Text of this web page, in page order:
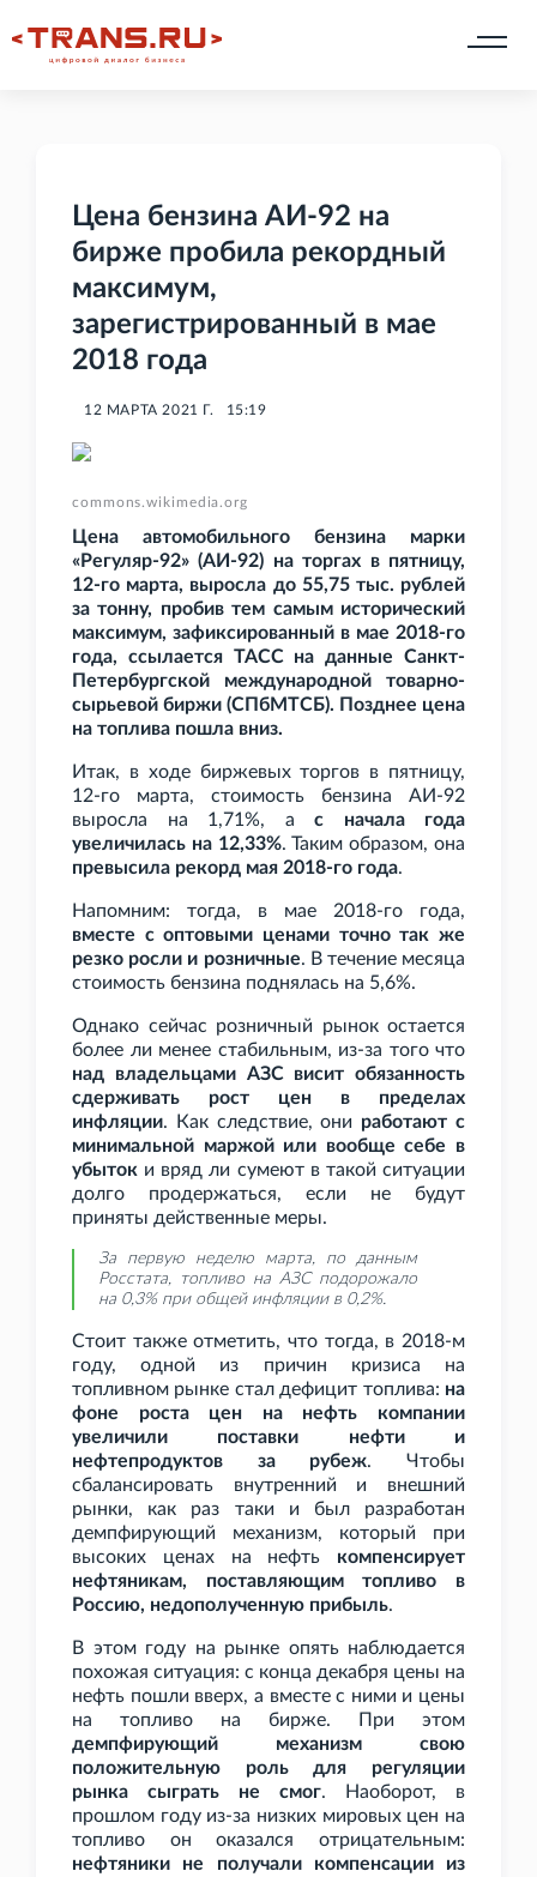
Цена бензина АИ-92 на
бирже пробила рекордный
максимум,
зарегистрированный в мае
2018 года
12 МАРТА 2021 Г. 15:19
commons.wikimedia.org
Цена автомобильного бензина марки
«Регуляр-92» (АИ-92) на торгах в пятницу,
12-го марта, выросла до 55,75 тыс. рублей
за тонну, пробив тем самым исторический
максимум, зафиксированный в мае 2018-го
года, ссылается ТАСС на данные Санкт-
Петербургской международной товарно-
сырьевой биржи (СПбМТСБ). Позднее цена
на топлива пошла вниз.
Итак, в ходе биржевых торгов в пятницу,
12-го марта, стоимость бензина АИ-92
выросла на 1,71%, а с начала года
увеличилась на 12,33%. Таким образом, она
превысила рекорд мая 2018-го года.
Напомним: тогда, в мае 2018-го года,
вместе с оптовыми ценами точно так же
резко росли и розничные. В течение месяца
стоимость бензина поднялась на 5,6%.
Однако сейчас розничный рынок остается
более ли менее стабильным, из-за того что
над владельцами АЗС висит обязанность
сдерживать рост цен в пределах
инфляции. Как следствие, они работают с
минимальной маржой или вообще себе в
убыток и вряд ли сумеют в такой ситуации
долго продержаться, если не будут
приняты действенные меры.
За первую неделю марта, по данным
Росстата, топливо на АЗС подорожало
на 0,3% при общей инфляции в 0,2%.
Стоит также отметить, что тогда, в 2018-м
году, одной из причин кризиса на
топливном рынке стал дефицит топлива: на
фоне роста цен на нефть компании
увеличили поставки нефти и
нефтепродуктов за рубеж. Чтобы
сбалансировать внутренний и внешний
рынки, как раз таки и был разработан
демпфирующий механизм, который при
высоких ценах на нефть компенсирует
нефтяникам, поставляющим топливо в
Россию, недополученную прибыль.
В этом году на рынке опять наблюдается
похожая ситуация: с конца декабря цены на
нефть пошли вверх, а вместе с ними и цены
на топливо на бирже. При этом
демпфирующий механизм свою
положительную роль для регуляции
рынка сыграть не смог. Наоборот, в
прошлом году из-за низких мировых цен на
топливо он оказался отрицательным:
нефтяники не получали компенсации из